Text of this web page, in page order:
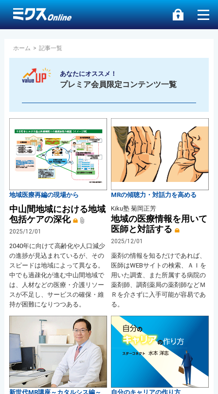
ホーム > 記事一覧
あなたにオススメ！
プレミア会員限定コンテンツ一覧
地域医療再編の現場から
中山間地域における地域
包括ケアの深化
2025/12/01
2040年に向けて高齢化や人口減少
の進捗が見込まれているが、その
スピードは地域によって異なる。
中でも過疎化が進む中山間地域で
は、人材などの医療・介護リソー
スが不足し、サービスの確保・維
持が困難になりつつある。
MRの傾聴力・対話力を高める
Kiku塾 菊岡正芳
地域の医療情報を用いて
医師と対話する
2025/12/01
薬剤の情報を知るだけであれば、
医師はWEBサイトの検索、ＡＩを
用いた調査、また所属する病院の
薬剤師、調剤薬局の薬剤師などＭ
Ｒを介さずに入手可能が容易であ
る。
新世代MR講座～カタルシス編～
自分のキャリアの作り方